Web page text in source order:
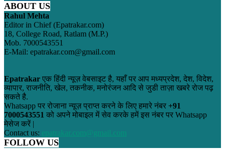
ABOUT US
Rahul Mehta
Editor in Chief (Epatrakar.com)
18, College Road, Ratlam (M.P.)
Mob. 7000543551
E-Mail: epatrakar.com@gmail.com
Epatrakar एक हिंदी न्यूज़ वेबसाइट है, यहाँ पर आप मध्यप्रदेश, देश, विदेश,
व्यापार, राजनीति, खेल, तकनीक, मनोरंजन आदि से जुडी ताज़ा खबरे रोज पढ़
सकते है.
Whatsapp पर रोजाना न्यूज़ प्राप्त करने के लिए हमारे नंबर +91
7000543551 को अपने मोबाइल में सेव करके हमें इस नंबर पर Whatsapp
मेसेज करें |
Contact us: epatrakar.com@gmail.com
FOLLOW US